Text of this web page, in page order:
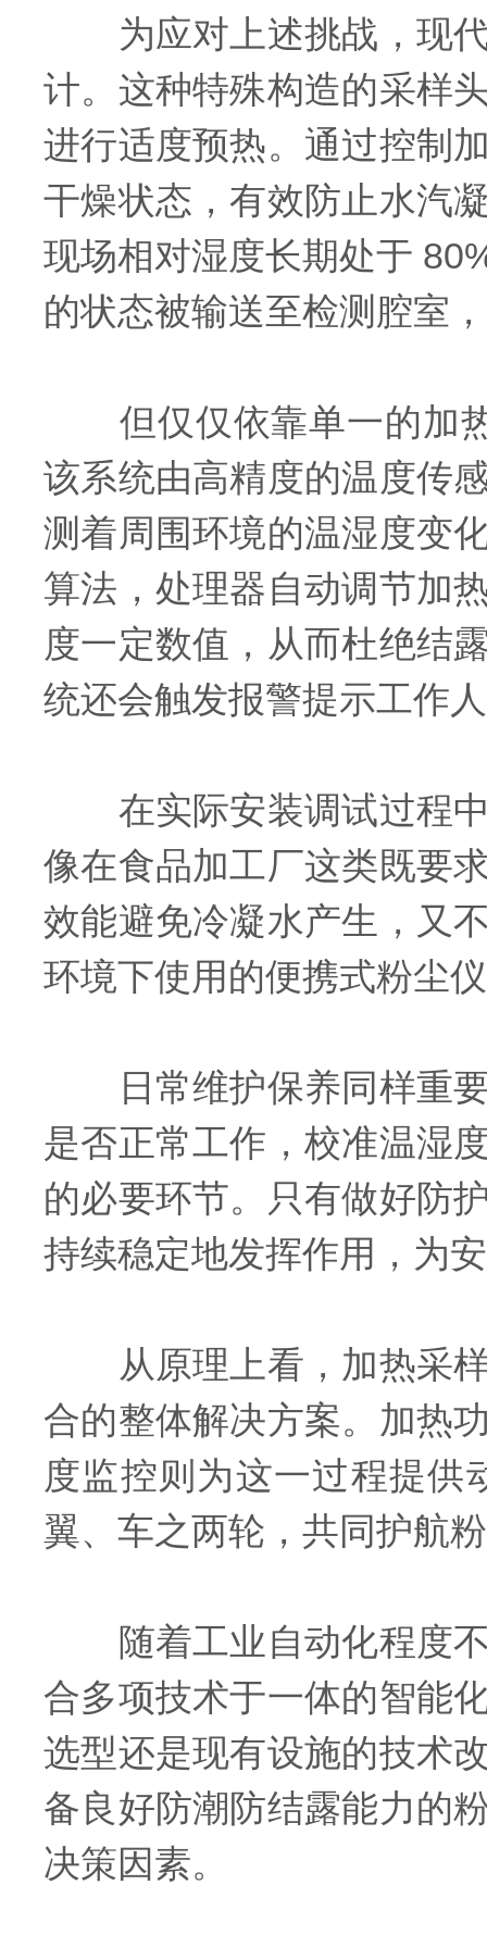
为应对上述挑战，现
计。这种特殊构造的采样
进行适度预热。通过控制
干燥状态，有效防止水汽
现场相对湿度长期处于
的状态被输送至检测腔室
但仅仅依靠单一的加热
该系统由高精度的温度传
测着周围环境的温湿度变
算法，处理器自动调节加
度一定数值，从而杜绝结
统还会触发报警提示工作
在实际安装调试过程中
像在食品加工厂这类既要
效能避免冷凝水产生，又
环境下使用的便携式粉尘
日常维护保养同样重要
是否正常工作，校准温湿
的必要环节。只有做好防
持续稳定地发挥作用，为
从原理上看，加热采样
合的整体解决方案。加热
度监控则为这一过程提供
翼、车之两轮，共同护航
随着工业自动化程度不
合多项技术于一体的智能
选型还是现有设施的技术
备良好防潮防结露能力的
决策因素。